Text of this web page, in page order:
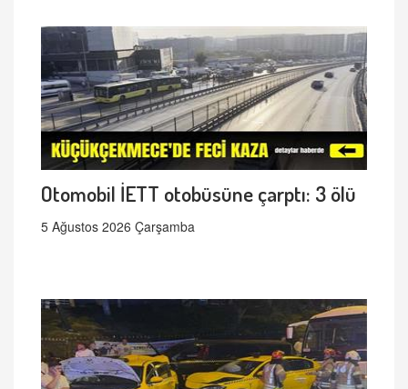
Otomobil İETT otobüsüne çarptı: 3 ölü
5 Ağustos 2026 Çarşamba